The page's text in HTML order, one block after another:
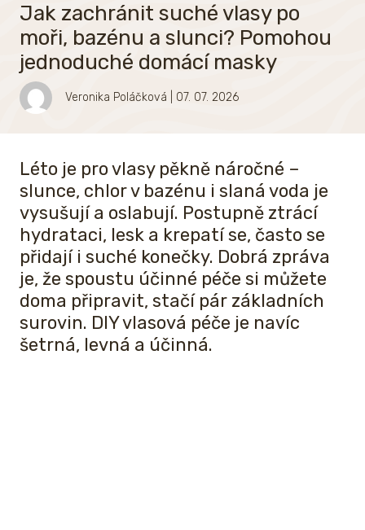
Jak zachránit suché vlasy po
moři, bazénu a slunci? Pomohou
jednoduché domácí masky
Veronika Poláčková | 07. 07. 2026
Léto je pro vlasy pěkně náročné –
slunce, chlor v bazénu i slaná voda je
vysušují a oslabují. Postupně ztrácí
hydrataci, lesk a krepatí se, často se
přidají i suché konečky. Dobrá zpráva
je, že spoustu účinné péče si můžete
doma připravit, stačí pár základních
surovin. DIY vlasová péče je navíc
šetrná, levná a účinná.